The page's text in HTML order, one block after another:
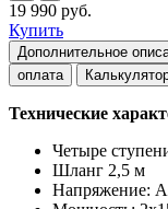
19 990 руб.
Купить
Дополнительное
оплата
Технические
Четыре
Шланг 2,5 м
Напряжение: